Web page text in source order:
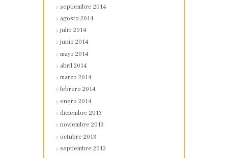
septiembre2014
agosto2014
julio2014
junio2014
mayo2014
abril2014
marzo2014
febrero2014
enero2014
diciembre2013
noviembre2013
octubre2013
septiembre2013